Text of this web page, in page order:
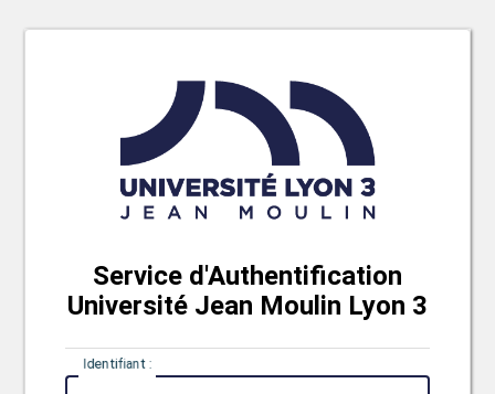
Service d'Authentification
Université Jean Moulin Lyon 3
Identifiant :